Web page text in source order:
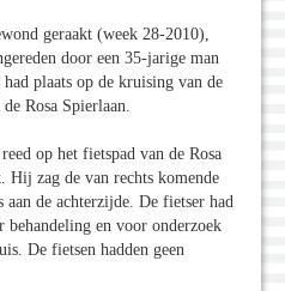
geraakt (week 28-2010),
door een 35-jarige man
plaats op de kruising van de
de Rosa Spierlaan.
op het fietspad van de Rosa
Hij zag de van rechts komende
de achterzijde. De fietser had
en voor onderzoek
De fietsen hadden geen